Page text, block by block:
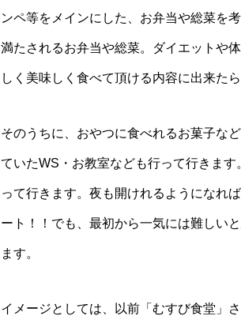
ンペ等をメインにした、お弁当や総菜を
満たされるお弁当や総菜。ダイエットや
しく美味しく食べて頂ける内容に出来た
そのうちに、おやつに食べれるお菓子な
ていたWS・お教室なども行って行きま
って行きます。夜も開けれるようになれ
ート！！でも、最初から一気には難しい
ます。
イメージとしては、以前「むすび食堂」